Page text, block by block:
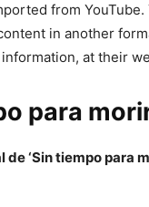
from YouTube.
in another
at their
para
‘Sin tiempo para